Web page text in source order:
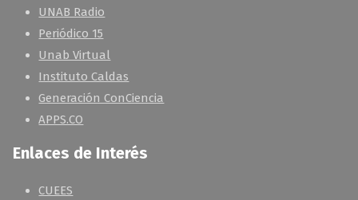
UNAB Radio
Periódico 15
Unab Virtual
Instituto Caldas
Generación ConCiencia
APPS.CO
Enlaces de Interés
CUEES